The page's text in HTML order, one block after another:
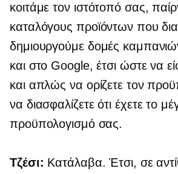
κοιτάμε τον ιστότοπό σας,
καταλόγους προϊόντων που
δημιουργούμε δομές
και στο Google, έτσι ώστε να
και απλώς να ορίζετε τον
να διασφαλίζετε ότι έχετε το
προϋπολογισμό σας.
Τζέσι: Κατάλαβα. Έτσι, σε